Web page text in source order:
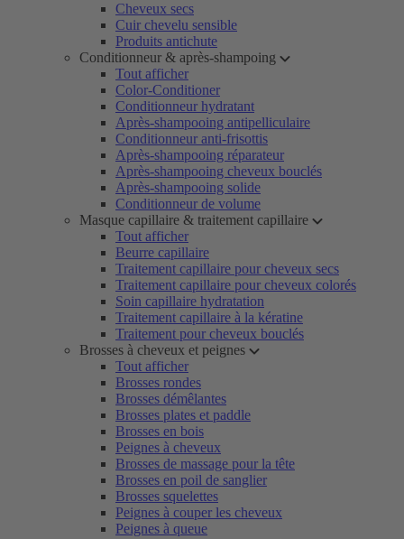
Cheveux secs
Cuir chevelu sensible
Produits antichute
Conditionneur & après-shampoing
Tout afficher
Color-Conditioner
Conditionneur hydratant
Après-shampooing antipelliculaire
Conditionneur anti-frisottis
Après-shampooing réparateur
Après-shampooing cheveux bouclés
Après-shampooing solide
Conditionneur de volume
Masque capillaire & traitement capillaire
Tout afficher
Beurre capillaire
Traitement capillaire pour cheveux secs
Traitement capillaire pour cheveux colorés
Soin capillaire hydratation
Traitement capillaire à la kératine
Traitement pour cheveux bouclés
Brosses à cheveux et peignes
Tout afficher
Brosses rondes
Brosses démêlantes
Brosses plates et paddle
Brosses en bois
Peignes à cheveux
Brosses de massage pour la tête
Brosses en poil de sanglier
Brosses squelettes
Peignes à couper les cheveux
Peignes à queue